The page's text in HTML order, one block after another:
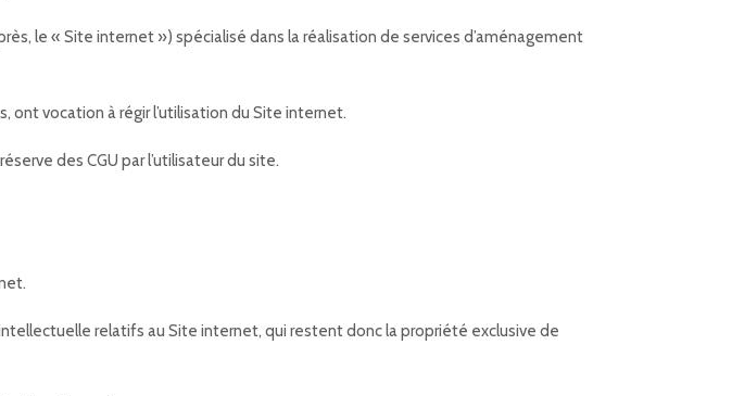
le « Site internet ») spécialisé dans la réalisation de services d’aménagement
ont vocation à régir l’utilisation du Site internet.
des CGU par l’utilisateur du site.
relatifs au Site internet, qui restent donc la propriété exclusive de